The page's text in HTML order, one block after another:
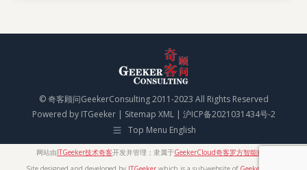
© 奇客顾问GeekerConsulting 2011-2023 All Rights Reserved
Powered by ITGeeker| Sitemap XML| 沪ICP备2021031434号-2
Top Menu English
网站由ITGeeker技术奇客开发并管理；隶属于GeekerCloud奇客罗方智能科技